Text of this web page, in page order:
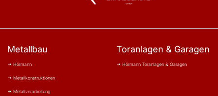
Metallbau
Hörmann
Metallkonstruktionen
Metallverarbeitung
Toranlagen & Garagen
Hörmann Toranlagen & Garagen